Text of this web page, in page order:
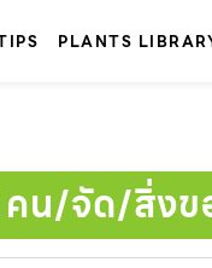
PLANTS
น/จัด/สิ่งข